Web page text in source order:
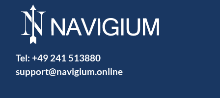
Tel: +49 241 513880
support@navigium.online